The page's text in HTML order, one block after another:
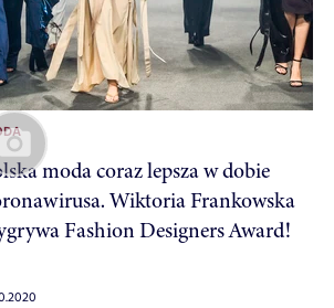
moda coraz lepsza w dobie
Wiktoria Frankowska
Fashion Designers Award!